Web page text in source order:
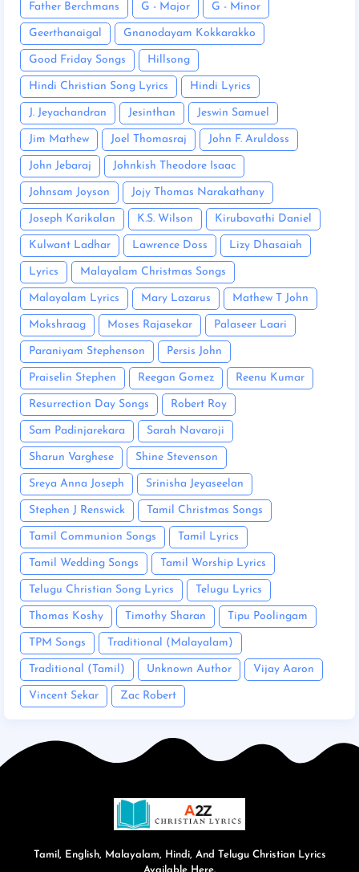
Father Berchmans G - Major G - Minor
Geerthanaigal Gnanodayam Kokkarakko
Good Friday Songs Hillsong
Hindi Christian Song Lyrics Hindi Lyrics
J. Jeyachandran Jesinthan Jeswin Samuel
Jim Mathew Joel Thomasraj John F. Aruldoss
John Jebaraj Johnkish Theodore Isaac
Johnsam Joyson Jojy Thomas Narakathany
Joseph Karikalan K.S. Wilson Kirubavathi Daniel
Kulwant Ladhar Lawrence Doss Lizy Dhasaiah
Lyrics Malayalam Christmas Songs
Malayalam Lyrics Mary Lazarus Mathew T John
Mokshraag Moses Rajasekar Palaseer Laari
Paraniyam Stephenson Persis John
Praiselin Stephen Reegan Gomez Reenu Kumar
Resurrection Day Songs Robert Roy
Sam Padinjarekara Sarah Navaroji
Sharun Varghese Shine Stevenson
Sreya Anna Joseph Srinisha Jeyaseelan
Stephen J Renswick Tamil Christmas Songs
Tamil Communion Songs Tamil Lyrics
Tamil Wedding Songs Tamil Worship Lyrics
Telugu Christian Song Lyrics Telugu Lyrics
Thomas Koshy Timothy Sharan Tipu Poolingam
TPM Songs Traditional (Malayalam)
Traditional (Tamil) Unknown Author Vijay Aaron
Vincent Sekar Zac Robert
Tamil, English, Malayalam, Hindi, And Telugu Christian Lyrics